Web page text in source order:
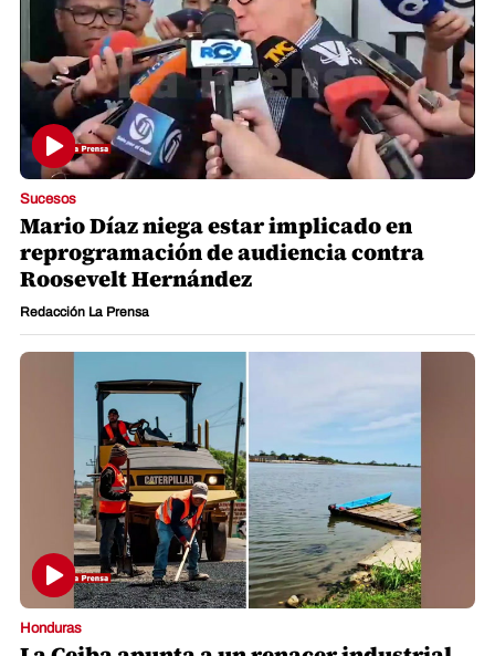
Sucesos
Mario Díaz niega estar implicado en
reprogramación de audiencia contra
Roosevelt Hernández
Redacción La Prensa
Honduras